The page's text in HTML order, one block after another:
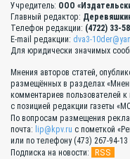
Учредитель: ООО
Главный редактор:
Телефон редакции: (4722) 33-
E-mail редакции: dva3-
Для юридически значимых
Мнения авторов статей,
размещённых в разделах
комментариев пользователей
с позицией редакции газеты
По вопросам размещения
почта: lip@kpv.ru с пометкой
или по телефону (473) 267-94-13
Подписка на новости:
RSS